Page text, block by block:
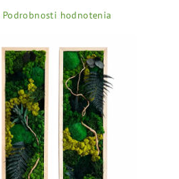
Podrobnosti hodnotenia